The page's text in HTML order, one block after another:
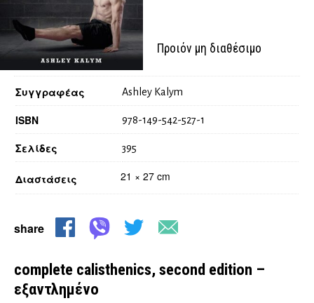
Προιόν μη διαθέσιμο
Διαστάσεις 21 × 27 cm
Συγγραφέας Ashley Kalym
ISBN 978-149-542-527-1
Σελίδες 395
share
complete calisthenics, second edition –
εξαντλημένο